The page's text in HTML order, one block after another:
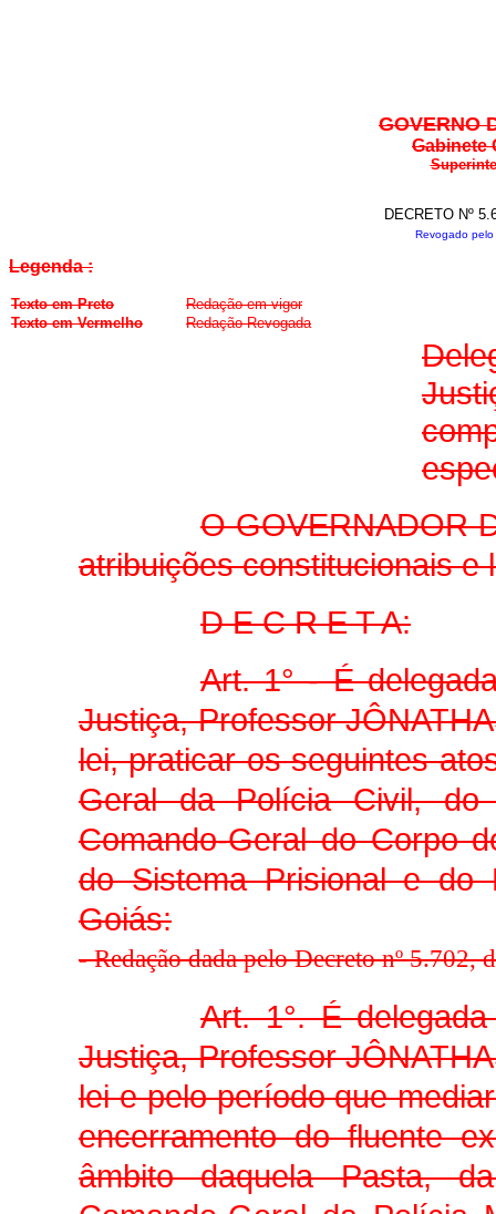
GOVERNO
Gabinete
DECRETO Nº
Revogado
Legenda :
Texto em Preto
Redação em vigor
Texto em Vermelho
Redação Revogada
O GOVERNADOR
atribuições constitucionais e
D E C R E T A:
Art. 1° - É
Justiça, Professor
lei, praticar os seguintes
Geral da Polícia Civil, do
Comando-Geral do Corpo
do Sistema Prisional e do
Goiás:
-Redação dada pelo Decreto nº 5.702,
Art. 1°. É
Justiça, Professor
lei e pelo período que
encerramento do fluente
âmbito daquela Pasta,